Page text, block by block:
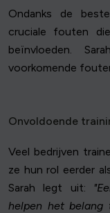
Ondanks de
cruciale fouten
beïnvloeden.
voorkomende
Onvoldoende
Veel bedrijven
ze hun rol eerder
Sarah legt uit:
helpen het belang